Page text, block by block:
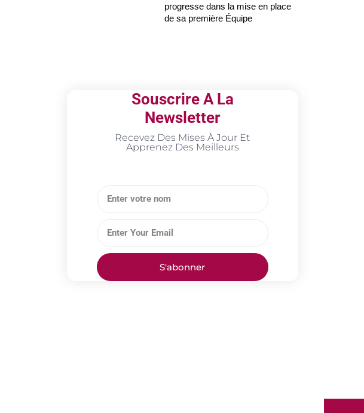
progresse dans la mise en place
de sa première Équipe
Souscrire A La
Newsletter
Recevez Des Mises À Jour Et
Apprenez Des Meilleurs
S'abonner